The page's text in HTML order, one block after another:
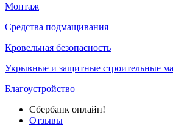
Монтаж
Средства подмащивания
Кровельная безопасность
Укрывные и защитные строительные
Благоустройство
Сбербанк онлайн!
Отзывы